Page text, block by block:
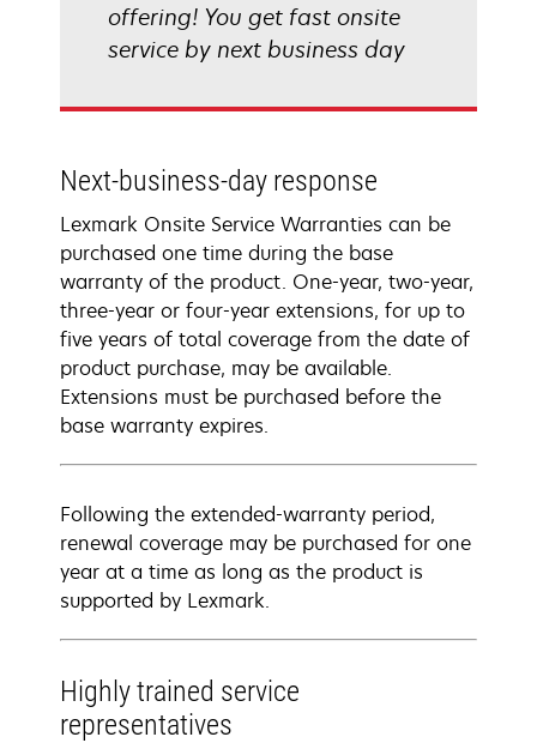
offering! You get fast onsite
service by next business day
Next-business-day response
Lexmark Onsite Service Warranties can be
purchased one time during the base
warranty of the product. One-year, two-year,
three-year or four-year extensions, for up to
five years of total coverage from the date of
product purchase, may be available.
Extensions must be purchased before the
base warranty expires.
Following the extended-warranty period,
renewal coverage may be purchased for one
year at a time as long as the product is
supported by Lexmark.
Highly trained service
representatives